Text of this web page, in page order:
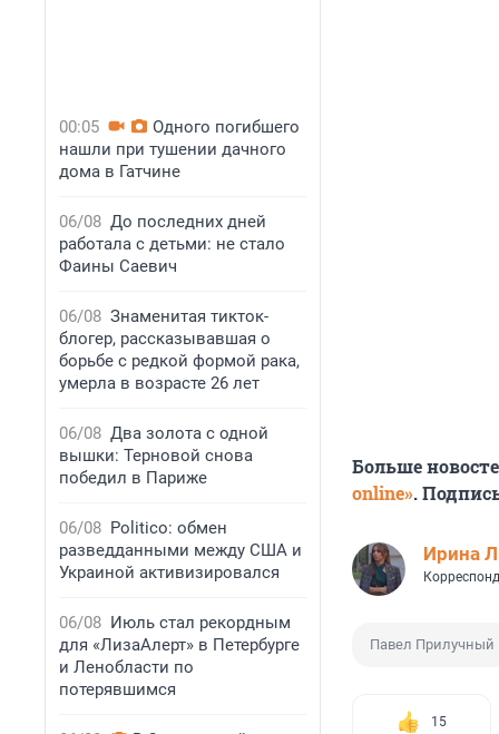
00:05
Одного погибшего
нашли при тушении дачного
дома в Гатчине
06/08 До последних дней
работала с детьми: не стало
Фаины Саевич
06/08 Знаменитая тикток-
блогер, рассказывавшая о
борьбе с редкой формой рака,
умерла в возрасте 26 лет
06/08 Два золота с одной
вышки: Терновой снова
победил в Париже
06/08 Politico: обмен
разведданными между США и
Украиной активизировался
06/08 Июль стал рекордным
для «ЛизаАлерт» в Петербурге
и Ленобласти по
потерявшимся
Больше
online».
Ирина
Павел Прилучный
15